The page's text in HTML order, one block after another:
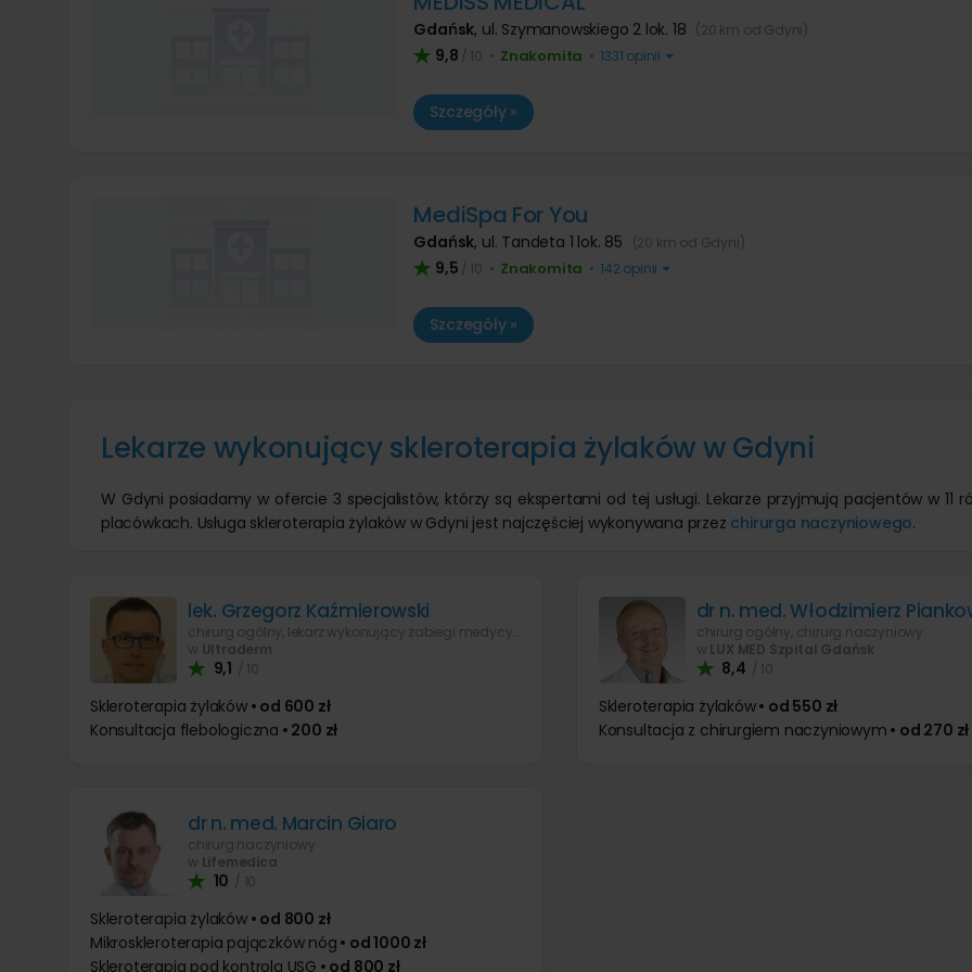
Gdańsk, ul. Szymanowskiego 2 lok. 18 (20 km od Gdyni)
9,8 / 10 • Znakomita • 1331 opinii
Szczegóły »
MediSpa For You
Gdańsk, ul. Tandeta 1 lok. 85 (20 km od Gdyni)
9,5 / 10 • Znakomita • 142 opinii
Szczegóły »
Lekarze wykonujący skleroterapia żylaków w Gdyni
W Gdyni posiadamy w ofercie 3 specjalistów, którzy są ekspertami od tej usługi. Lekarze przyjmują pacjentów w 11
placówkach. Usługa skleroterapia żylaków w Gdyni jest najczęściej wykonywana przez chirurga naczyniowego.
lek. Grzegorz Kaźmierowski
w Ultraderm
9,1 / 10
Skleroterapia żylaków• od 600 zł
Konsultacja flebologiczna • 200 zł
dr n. med. Włodzimierz
chirurg ogólny, chirurg naczyniowy
w LUX MED Szpital Gdańsk
8,4 / 10
Skleroterapia żylaków• od 550 zł
Konsultacja z chirurgiem naczyniowym • od 270 zł
dr n. med. Marcin Giaro
chirurg naczyniowy
w Lifemedica
10 / 10
Skleroterapia żylaków• od 800 zł
Mikroskleroterapia pajączków nóg • od 1000 zł
Skleroterapia pod kontrolą USG • od 800 zł